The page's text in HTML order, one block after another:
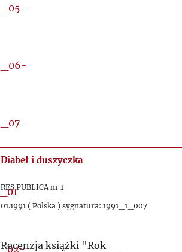
Diabeł i duszyczka
RES PUBLICA nr 1
01.1991 ( Polska ) sygnatura: 1991_1_007
Recenzja książki "Rok